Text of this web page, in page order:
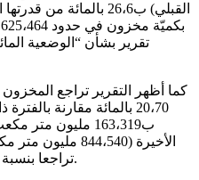
تقرير بشأن “الوضعية
كما أظهر التقرير تراجع
ب163،319 مليون
الأخيرة
تراجعا بنسبة 25،9 بالمائة (219،076 متر مكعب).